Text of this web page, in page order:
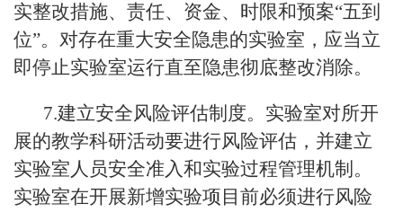
实整改措施、责任、资金、时限和预案“五到
位”。对存在重大安全隐患的实验室，应当立
即停止实验室运行直至隐患彻底整改消除。
7.建立安全风险评估制度。实验室对所开
展的教学科研活动要进行风险评估，并建立
实验室人员安全准入和实验过程管理机制。
实验室在开展新增实验项目前必须进行风险